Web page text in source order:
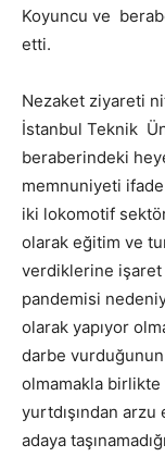
Koyuncu ve
etti.
Nezaket ziyareti
İstanbul Teknik
beraberindeki
memnuniyeti
iki lokomotif
olarak eğitim ve
verdiklerine
pandemisi
olarak yapıyor
darbe vurduğunun
olmamakla
yurtdışından arzu
adaya